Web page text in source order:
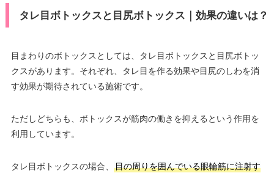
タレ目ボトックスと目尻ボトックス｜効果の違いは？
目まわりのボトックスとしては、タレ目ボトックスと目尻ボトッ
クスがあります。それぞれ、タレ目を作る効果や目尻のしわを消
す効果が期待されている施術です。
ただしどちらも、ボトックスが筋肉の働きを抑えるという作用を
利用しています。
タレ目ボトックスの場合、
目の周りを囲んでいる眼輪筋に注射す